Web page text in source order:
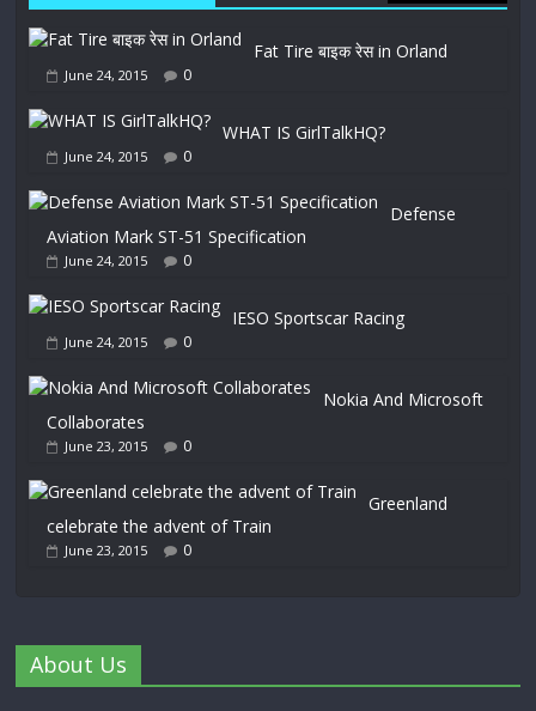
Fat Tire बाइक रेस in Orland
June 24, 2015 0
WHAT IS GirlTalkHQ?
June 24, 2015 0
Defense
Aviation Mark ST-51 Specification
June 24, 2015 0
IESO Sportscar Racing
June 24, 2015 0
Nokia And Microsoft
Collaborates
June 23, 2015 0
Greenland
celebrate the advent of Train
June 23, 2015 0
About Us